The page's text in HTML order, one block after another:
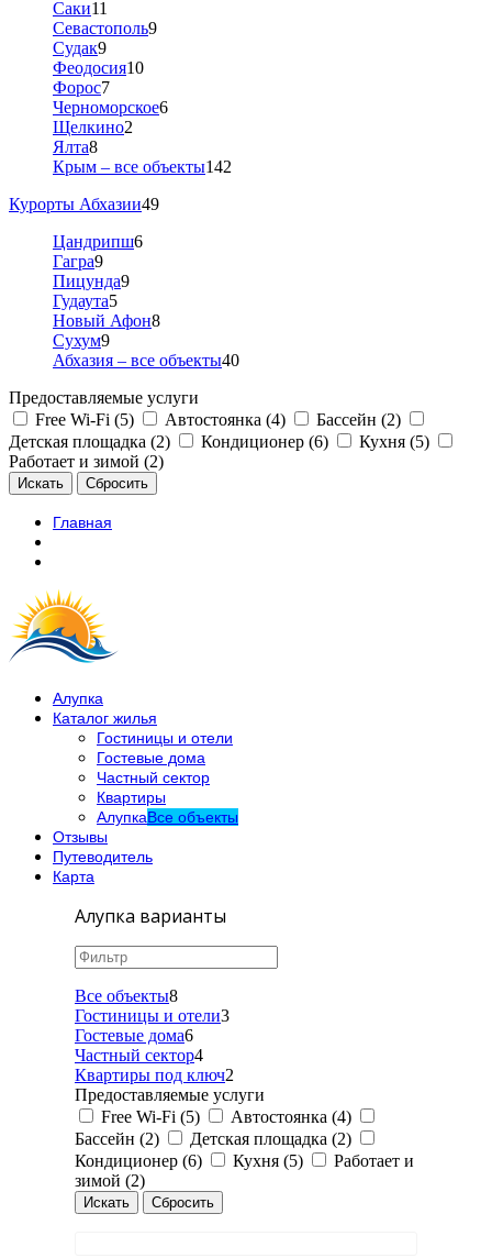
Саки11
Севастополь9
Судак9
Феодосия10
Форос7
Черноморское6
Щелкино2
Ялта8
Крым – все объекты142
Курорты Абхазии49
Цандрипш6
Гагра9
Пицунда9
Гудаута5
Новый Афон8
Сухум9
Абхазия – все объекты40
Предоставляемые услуги
Free Wi-Fi (5)
Автостоянка (4)
Бассейн (2)
Детская площадка (2)
Кондиционер (6)
Кухня (5)
Работает и зимой (2)
Главная
Алупка
Каталог жилья
Гостиницы и отели
Гостевые дома
Частный сектор
Квартиры
АлупкаВсе объекты
Отзывы
Путеводитель
Карта
Алупка варианты
Все объекты8
Гостиницы и отели3
Гостевые дома6
Частный сектор4
Квартиры под ключ2
Предоставляемые услуги
Free Wi-Fi (5)
Автостоянка (4)
Бассейн (2)
Детская площадка (2)
Кондиционер (6)
Кухня (5)
Работает и
зимой (2)